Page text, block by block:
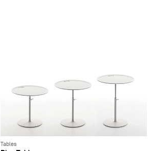
Tables